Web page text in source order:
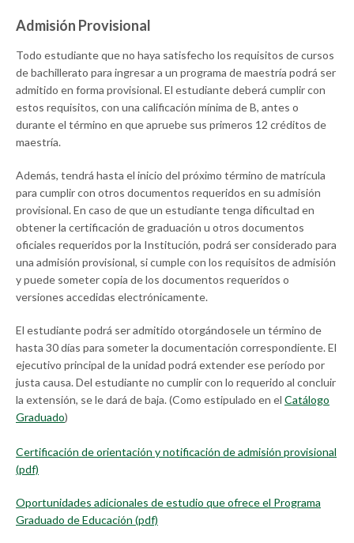
Admisión Provisional
Todo estudiante que no haya satisfecho los requisitos de cursos
de bachillerato para ingresar a un programa de maestría podrá ser
admitido en forma provisional. El estudiante deberá cumplir con
estos requisitos, con una calificación mínima de B, antes o
durante el término en que apruebe sus primeros 12 créditos de
maestría.
Además, tendrá hasta el inicio del próximo término de matrícula
para cumplir con otros documentos requeridos en su admisión
provisional. En caso de que un estudiante tenga dificultad en
obtener la certificación de graduación u otros documentos
oficiales requeridos por la Institución, podrá ser considerado para
una admisión provisional, si cumple con los requisitos de admisión
y puede someter copia de los documentos requeridos o
versiones accedidas electrónicamente.
El estudiante podrá ser admitido otorgándosele un término de
hasta 30 días para someter la documentación correspondiente. El
ejecutivo principal de la unidad podrá extender ese período por
justa causa. Del estudiante no cumplir con lo requerido al concluir
la extensión, se le dará de baja. (Como estipulado en el Catálogo
Graduado)
Certificación de orientación y notificación de admisión provisional
(pdf)
Oportunidades adicionales de estudio que ofrece el Programa
Graduado de Educación (pdf)